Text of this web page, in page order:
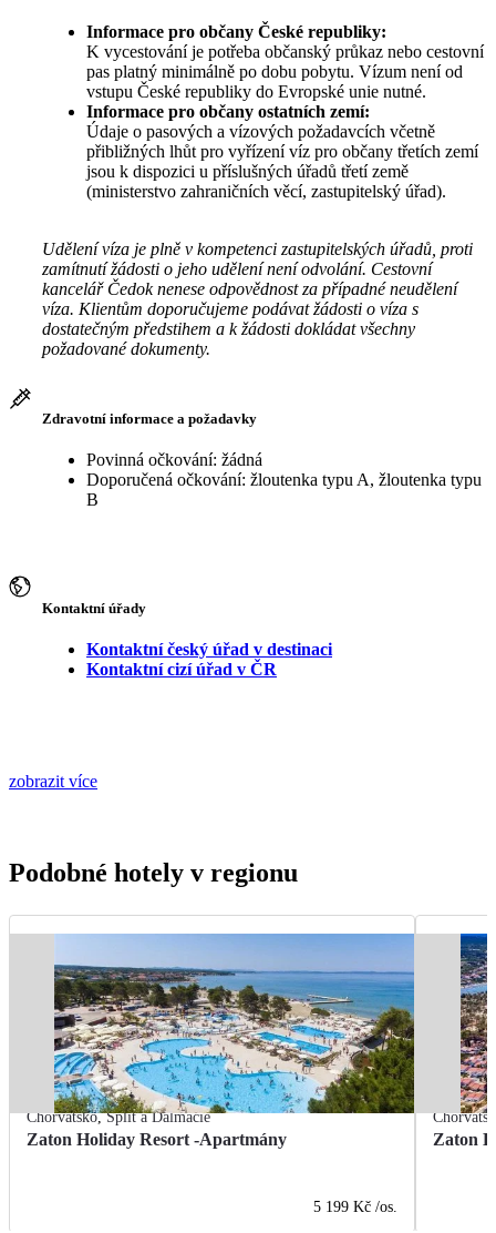
Informace pro občany České republiky:
K vycestování je potřeba občanský průkaz nebo cestovní
pas platný minimálně po dobu pobytu. Vízum není od
vstupu České republiky do Evropské unie nutné.
Informace pro občany ostatních zemí:
Údaje o pasových a vízových požadavcích včetně
přibližných lhůt pro vyřízení víz pro občany třetích zemí
jsou k dispozici u příslušných úřadů třetí země
(ministerstvo zahraničních věcí, zastupitelský úřad).
Udělení víza je plně v kompetenci zastupitelských úřadů, proti
zamítnutí žádosti o jeho udělení není odvolání. Cestovní
kancelář Čedok nenese odpovědnost za případné neudělení
víza. Klientům doporučujeme podávat žádosti o víza s
dostatečným předstihem a k žádosti dokládat všechny
požadované dokumenty.
Zdravotní informace a požadavky
Povinná očkování: žádná
Doporučená očkování: žloutenka typu A, žloutenka typu
B
Kontaktní úřady
Kontaktní český úřad v destinaci
Kontaktní cizí úřad v ČR
zobrazit více
Podobné hotely v regionu
Chorvatsko,Split a Dalmácie
Zaton Holiday Resort -Apartmány
5 199 Kč /os.
Zaton